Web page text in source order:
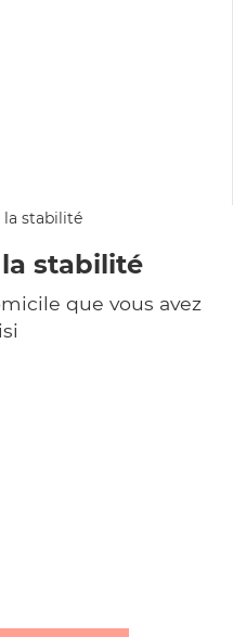
stabilité
que vous avez